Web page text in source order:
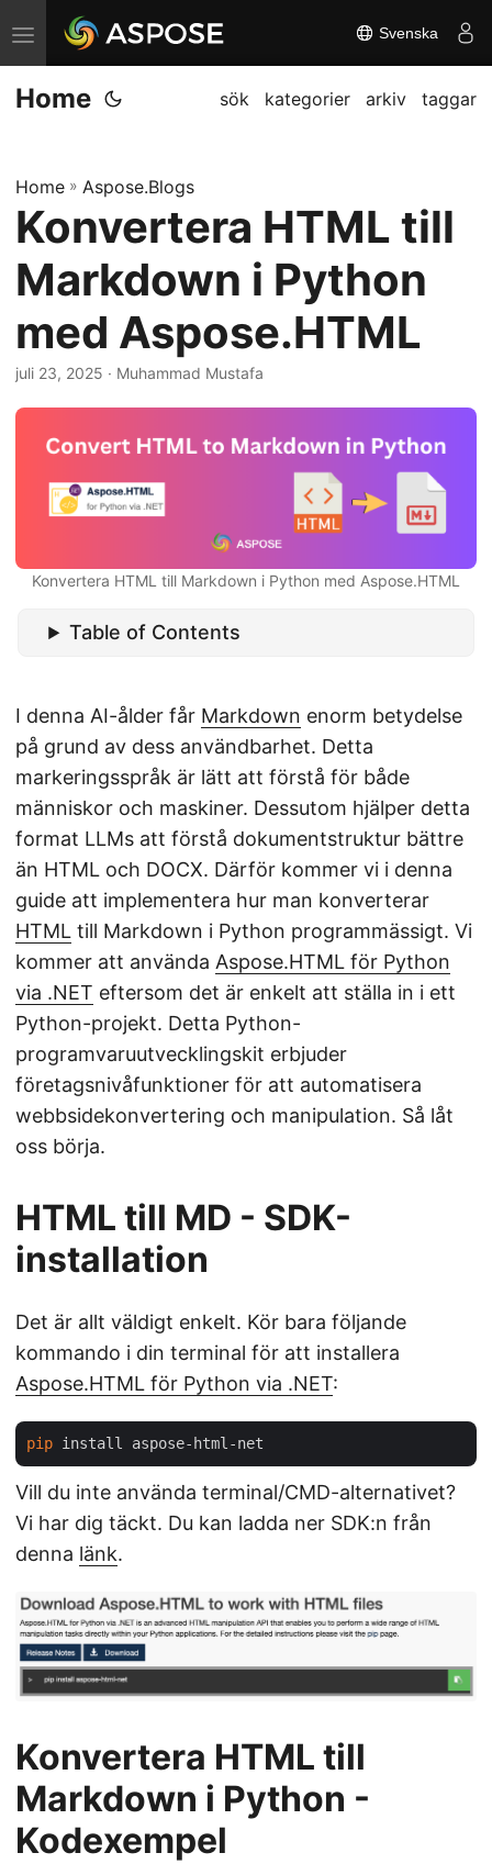
V
ä
x
n
a
i
a
t
i
Svenska
Home sök kategorier arkiv taggar
Home » Aspose.Blogs
Konvertera HTML till
Markdown i Python
med Aspose.HTML
juli 23, 2025 · Muhammad Mustafa
Konvertera HTML till Markdown i Python med Aspose.HTML
Table of Contents
I denna AI-ålder får Markdown enorm betydelse
på grund av dess användbarhet. Detta
markeringsspråk är lätt att förstå för både
människor och maskiner. Dessutom hjälper detta
format LLMs att förstå dokumentstruktur bättre
än HTML och DOCX. Därför kommer vi i denna
guide att implementera hur man konverterar
HTML till Markdown i Python programmässigt. Vi
kommer att använda Aspose.HTML för Python
via .NET eftersom det är enkelt att ställa in i ett
Python-projekt. Detta Python-
programvaruutvecklingskit erbjuder
företagsnivåfunktioner för att automatisera
webbsidekonvertering och manipulation. Så låt
oss börja.
HTML till MD - SDK-
installation
Det är allt väldigt enkelt. Kör bara följande
kommando i din terminal för att installera
Aspose.HTML för Python via .NET:
pip
Vill du inte använda terminal/CMD-alternativet?
Vi har dig täckt. Du kan ladda ner SDK:n från
denna länk.
Konvertera HTML till
Markdown i Python -
Kodexempel